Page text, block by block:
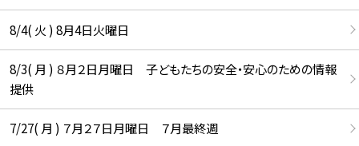
8/4( 火 ) 8月4日火曜日
8/3( 月 ) ８月２日月曜日 子どもたちの安全・安心のための情報
提供
7/27( 月 ) ７月２７日月曜日 ７月最終週